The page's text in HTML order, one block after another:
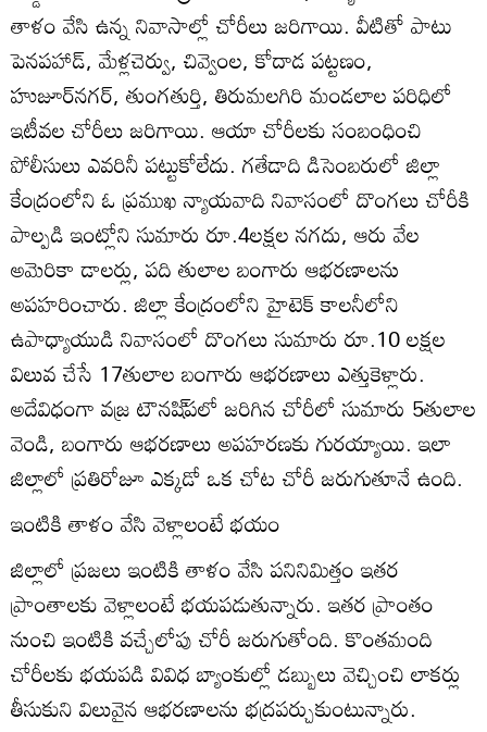
తాళం వేసి ఉన్న నివాసాల్లో చోరీలు జరిగాయి. వీటితో పాటు
పెనపహాడ్‌, మేళ్లచెర్వు, చివ్వెంల, కోదాడ పట్టణం,
హుజూర్‌నగర్‌, తుంగతుర్తి, తిరుమలగిరి మండలాల పరిధిలో
ఇటీవల చోరీలు జరిగాయి. ఆయా చోరీలకు సంబంధించి
పోలీసులు ఎవరినీ పట్టుకోలేదు. గతేడాది డిసెంబరులో జిల్లా
కేంద్రంలోని ఓ ప్రముఖ న్యాయవాది నివాసంలో దొంగలు చోరీకి
పాల్పడి ఇంట్లోని సుమారు రూ.4లక్షల నగదు, ఆరు వేల
అమెరికా డాలర్లు, పది తులాల బంగారు ఆభరణాలను
అపహరించారు. జిల్లా కేంద్రంలోని హైటెక్‌ కాలనీలోని
ఉపాధ్యాయుడి నివాసంలో దొంగలు సుమారు రూ.10 లక్షల
విలువ చేసే 17తులాల బంగారు ఆభరణాలు ఎత్తుకెళ్లారు.
అదేవిధంగా వజ్ర టౌనషి్‌పలో జరిగిన చోరీలో సుమారు 5తులాల
వెండి, బంగారు ఆభరణాలు అపహరణకు గురయ్యాయి. ఇలా
జిల్లాలో ప్రతిరోజూ ఎక్కడో ఒక చోట చోరీ జరుగుతూనే ఉంది.
ఇంటికి తాళం వేసి వెళ్లాలంటే భయం
జిల్లాలో ప్రజలు ఇంటికి తాళం వేసి పనినిమిత్తం ఇతర
ప్రాంతాలకు వెళ్లాలంటే భయపడుతున్నారు. ఇతర ప్రాంతం
నుంచి ఇంటికి వచ్చేలోపు చోరీ జరుగుతోంది. కొంతమంది
చోరీలకు భయపడి వివిధ బ్యాంకుల్లో డబ్బులు వెచ్చించి లాకర్లు
తీసుకుని విలువైన ఆభరణాలను భద్రపర్చుకుంటున్నారు.